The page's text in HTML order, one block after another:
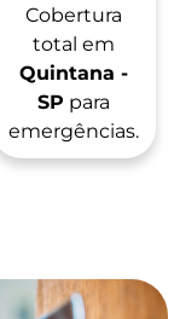
Cobertura
total em
Quintana -
SP para
emergências.